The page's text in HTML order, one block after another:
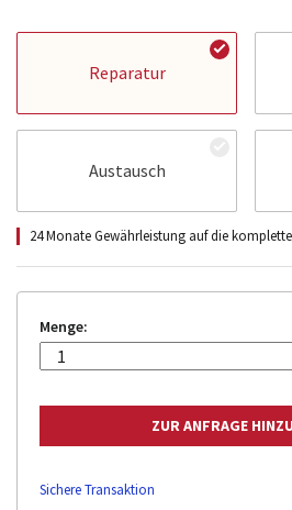
Reparatur
Austausch
24 Monate Gewährleistung auf die
Menge:
Sichere Transaktion